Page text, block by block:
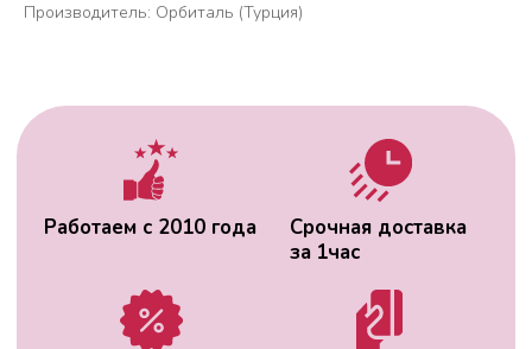
Производитель: Орбиталь (Турция)
Гарантия качества